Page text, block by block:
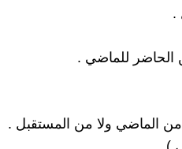
.
الحاضر للماضي .
الماضي ولا من المستقبل .